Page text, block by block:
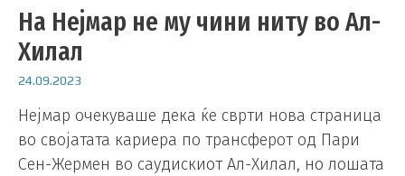
На Нејмар не му чини ниту во Ал-
Хилал
24.09.2023
Нејмар очекуваше дека ќе сврти нова страница
во својатата кариера по трансферот од Пари
Сен-Жермен во саудискиот Ал-Хилал, но лошата